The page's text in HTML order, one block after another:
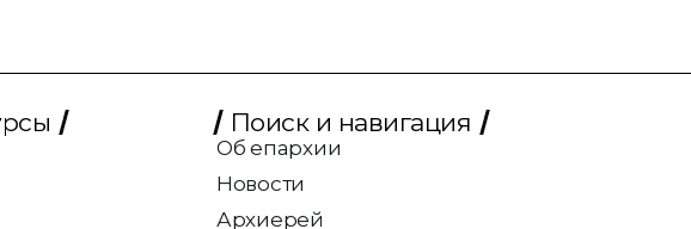
Поиск и навигация
Об епархии
Новости
Архиерей